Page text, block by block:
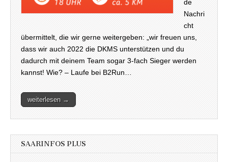
de
Nachri
cht
übermittelt, die wir gerne weitergeben: „wir freuen uns,
dass wir auch 2022 die DKMS unterstützen und du
dadurch mit deinem Team sogar 3-fach Sieger werden
kannst! Wie? – Laufe bei B2Run…
weiterlesen →
SAARINFOS PLUS